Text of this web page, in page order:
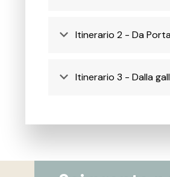
Itinerario 2 - Da
Itinerario 3 - Dalla